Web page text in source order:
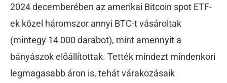
2024 decemberében az amerikai Bitcoin spot ETF-
ek közel háromszor annyi BTC-t vásároltak
(mintegy 14 000 darabot), mint amennyit a
bányászok előállítottak. Tették mindezt mindenkori
legmagasabb áron is, tehát várakozásaik